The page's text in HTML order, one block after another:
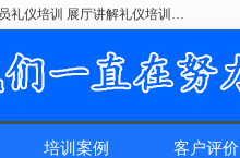
礼仪培训 展厅讲解礼仪培训…
培训案例 客户评价